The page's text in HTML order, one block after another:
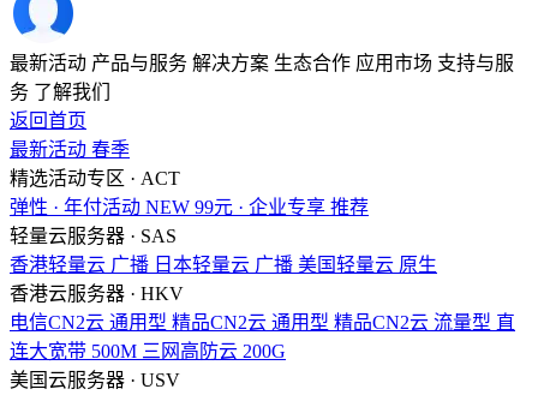
最新活动 产品与服务 解决方案 生态合作 应用市场 支持与服
务 了解我们
返回首页
最新活动 春季
精选活动专区 · ACT
弹性 · 年付活动 NEW 99元 · 企业专享 推荐
轻量云服务器 · SAS
香港轻量云 广播 日本轻量云 广播 美国轻量云 原生
香港云服务器 · HKV
电信CN2云 通用型 精品CN2云 通用型 精品CN2云 流量型 直
连大宽带 500M 三网高防云 200G
美国云服务器 · USV